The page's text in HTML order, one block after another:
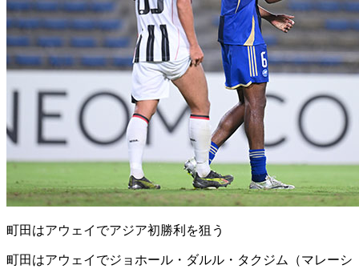
町田はアウェイでアジア初勝利を狙う
町田はアウェイでジョホール・ダルル・タクジム（マレーシ